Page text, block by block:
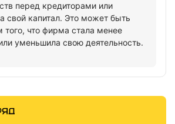
перед кредиторами или
свой капитал. Это может быть
того, что фирма стала менее
уменьшила свою деятельность.